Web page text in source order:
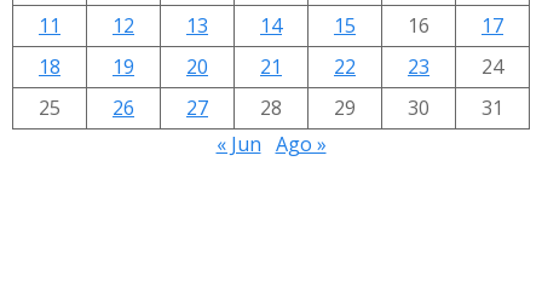
11
12 13 14 15 16
17
18
19 20 21 22 23
24
25
26 27 28 29 30
31
« Jun Ago »